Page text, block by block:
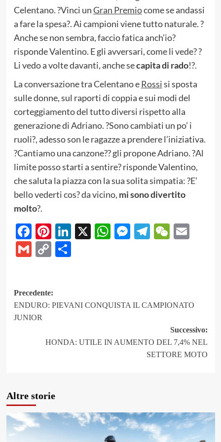
Celentano. ?Vinci unGran Premiocome se andassi
a fare la spesa?. Ai campioni viene tutto naturale. ?
Anche se non sembra, faccio fatica anch’io?
risponde Valentino. E gli avversari, come li vede? ?
Li vedo a volte davanti, anche secapita di rado!?.
La conversazione tra Celentano eRossisi sposta
sulle donne, sul raporti di coppia e sui modi del
corteggiamento del tutto diversi rispetto alla
generazione di Adriano. ?Sono cambiati un po’ i
ruoli?, adesso son le ragazze a prendere l’iniziativa.
?Cantiamo una canzone?? gli propone Adriano. ?Al
limite posso starti a sentire? risponde Valentino,
che saluta la piazza con la sua solita simpatia: ?E’
bello vederti cos? da vicino, mi sono divertito
molto?.
Facebook
Pinterest
LinkedIn
X WhatsApp
Messenger
Telegram
Gmail
CopyShare
Navigazione
articolo
Precedente:
ENDURO: PIEVANI CONQUISTA IL CAMPIONATO
JUNIOR
Successivo:
HONDA: UTILE IN AUMENTO DEL 7,4% NEL
SETTORE MOTO
Altre storie